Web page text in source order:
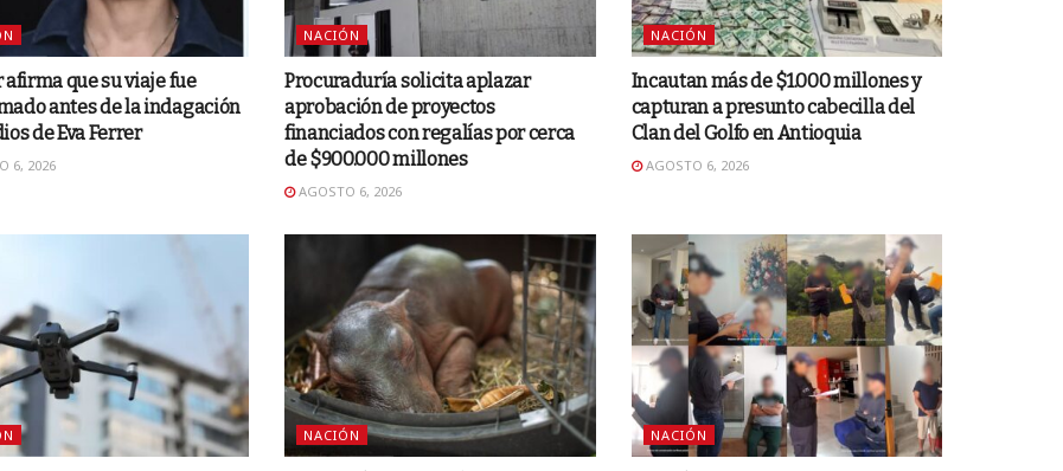
afirma que su viaje fue
antes de la indagación
de Eva Ferrer
6, 2026
NACIÓN
Procuraduría solicita aplazar
aprobación de proyectos
financiados con regalías por cerca
de $900.000 millones
AGOSTO 6, 2026
NACIÓN
Incautan más de $1.000 millones y
capturan a presunto cabecilla del
Clan del Golfo en Antioquia
AGOSTO 6, 2026
NACIÓN NACIÓN